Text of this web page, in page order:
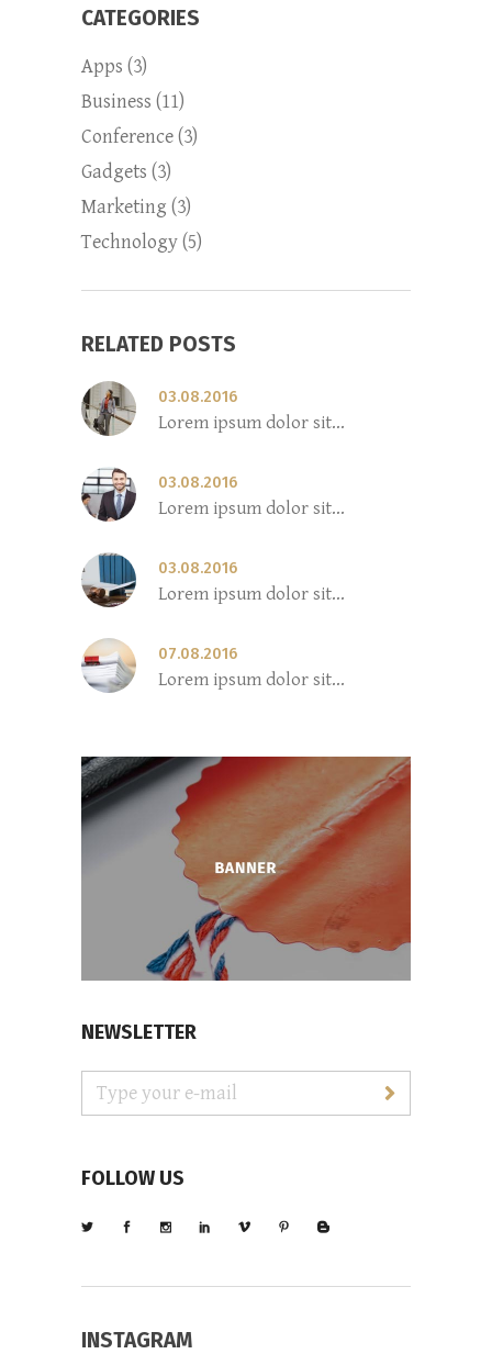
CATEGORIES
Apps (3)
Business (11)
Conference(3)
Gadgets (3)
Marketing (3)
Technology(5)
RELATED POSTS
03.08.2016
Lorem ipsum dolor sit...
03.08.2016
Lorem ipsum dolor sit...
03.08.2016
Lorem ipsum dolor sit...
07.08.2016
Lorem ipsum dolor sit...
NEWSLETTER
FOLLOW US
INSTAGRAM